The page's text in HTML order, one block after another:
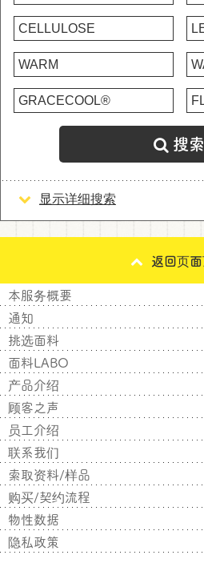
CELLULOSE
WARM
GRACECOOL®
搜索
显示详细搜索
返回页
本服务概要
通知
挑选面料
面料LABO
产品介绍
顾客之声
员工介绍
联系我们
索取资料/样品
购买/契约流程
物性数据
隐私政策